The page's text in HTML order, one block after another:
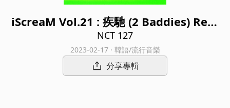
iScreaM Vol.21 : 疾馳 (2 Baddies) Rem
ixes
NCT 127
2023-02-17 · 韓語/流行音樂
分享專輯